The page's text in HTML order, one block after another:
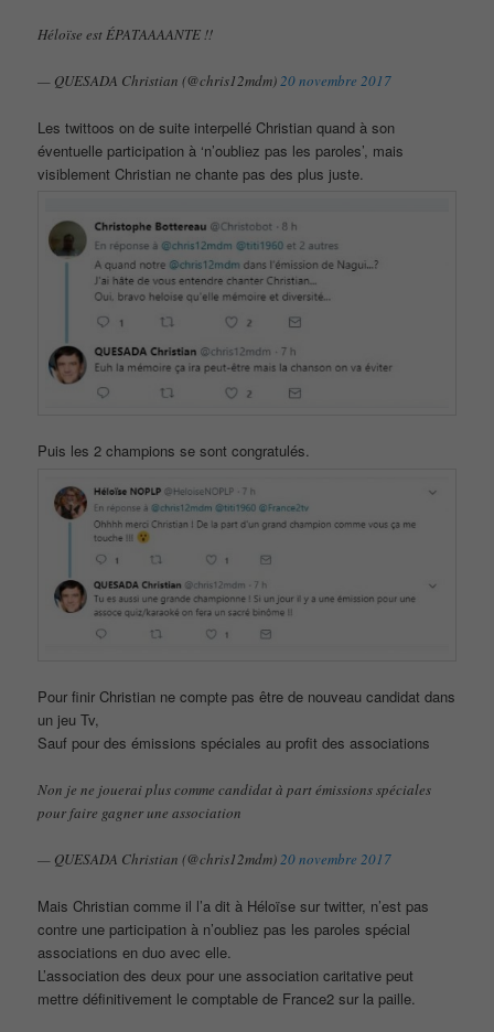
Héloïse est ÉPATAAAANTE !!
— QUESADA Christian (@chris12mdm)20 novembre 2017
Les twittoos on de suite interpellé Christian quand à son
éventuelle participation à ‘n’oubliez pas les paroles’, mais
visiblement Christian ne chante pas des plus juste.
Puis les 2 champions se sont congratulés.
Pour finir Christian ne compte pas être de nouveau candidat dans
un jeu Tv,
Sauf pour des émissions spéciales au profit des associations
Non je ne jouerai plus comme candidat à part émissions spéciales
pour faire gagner une association
— QUESADA Christian (@chris12mdm)20 novembre 2017
Mais Christian comme il l’a dit à Héloïse sur twitter, n’est pas
contre une participation à n’oubliez pas les paroles spécial
associations en duo avec elle.
L’association des deux pour une association caritative peut
mettre définitivement le comptable de France2 sur la paille.